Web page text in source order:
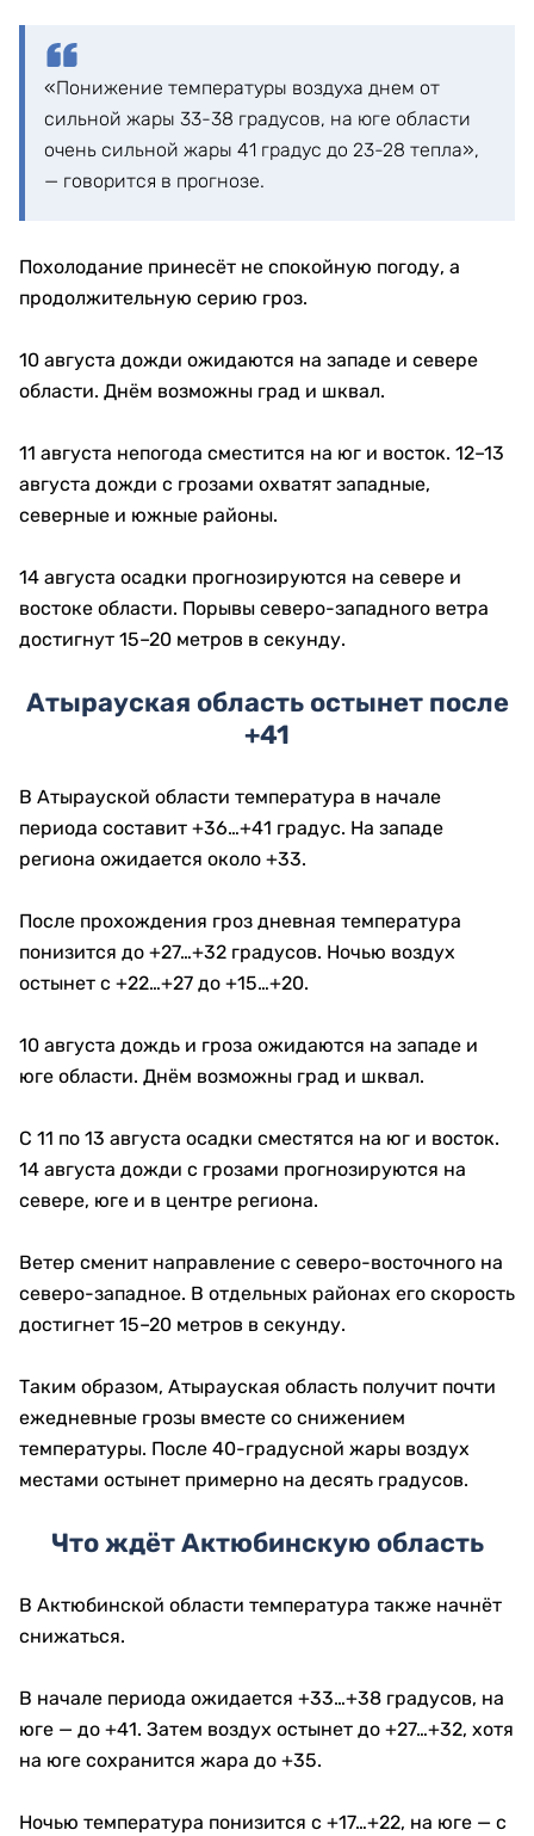
«Понижение температуры воздуха днем от
сильной жары 33-38 градусов, на юге области
очень сильной жары 41 градус до 23-28 тепла»,
— говорится в прогнозе.
Похолодание принесёт не спокойную погоду, а
продолжительную серию гроз.
10 августа дожди ожидаются на западе и севере
области. Днём возможны град и шквал.
11 августа непогода сместится на юг и восток. 12–13
августа дожди с грозами охватят западные,
северные и южные районы.
14 августа осадки прогнозируются на севере и
востоке области. Порывы северо-западного ветра
достигнут 15–20 метров в секунду.
Атырауская область остынет после
+41
В Атырауской области температура в начале
периода составит +36…+41 градус. На западе
региона ожидается около +33.
После прохождения гроз дневная температура
понизится до +27…+32 градусов. Ночью воздух
остынет с +22…+27 до +15…+20.
10 августа дождь и гроза ожидаются на западе и
юге области. Днём возможны град и шквал.
С 11 по 13 августа осадки сместятся на юг и восток.
14 августа дожди с грозами прогнозируются на
севере, юге и в центре региона.
Ветер сменит направление с северо-восточного на
северо-западное. В отдельных районах его скорость
достигнет 15–20 метров в секунду.
Таким образом, Атырауская область получит почти
ежедневные грозы вместе со снижением
температуры. После 40-градусной жары воздух
местами остынет примерно на десять градусов.
Что ждёт Актюбинскую область
В Актюбинской области температура также начнёт
снижаться.
В начале периода ожидается +33…+38 градусов, на
юге — до +41. Затем воздух остынет до +27…+32, хотя
на юге сохранится жара до +35.
Ночью температура понизится с +17…+22, на юге — с